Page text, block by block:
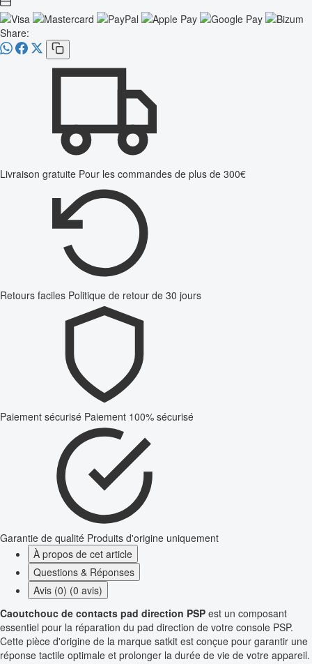
Share:
Livraison gratuite Pour les commandes de plus de 300€
Retours faciles Politique de retour de 30 jours
Paiement sécurisé Paiement 100% sécurisé
Garantie de qualité Produits d'origine uniquement
À propos de cet article
Questions & Réponses
Avis (0) (0 avis)
Caoutchouc de contacts pad direction PSP est un composant
essentiel pour la réparation du pad direction de votre console PSP.
Cette pièce d'origine de la marque satkit est conçue pour garantir une
réponse tactile optimale et prolonger la durée de vie de votre appareil.